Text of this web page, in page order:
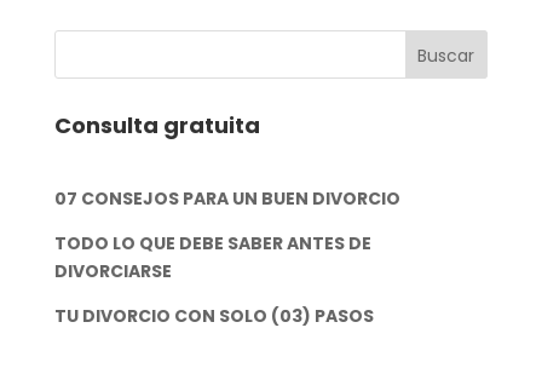
Consulta gratuita
07 CONSEJOS PARA UN BUEN DIVORCIO
TODO LO QUE DEBE SABER ANTES DE
DIVORCIARSE
TU DIVORCIO CON SOLO (03) PASOS